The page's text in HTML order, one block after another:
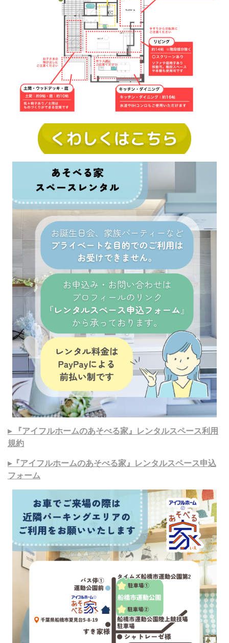
▸ 『アイフルホームのあそべる家』レンタルスペース利用
規約
▸『アイフルホームのあそべる家』レンタルスペース申込
フォーム